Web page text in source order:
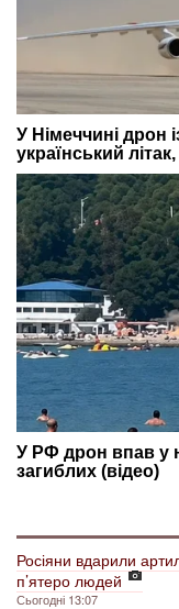
Росіяни вдарили
п’ятеро людей
Сьогодні 13:07